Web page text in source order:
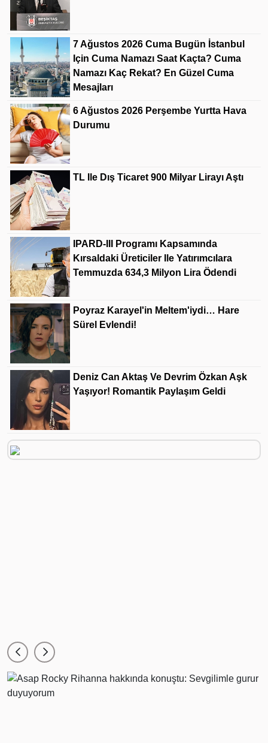
7 Ağustos 2026 Cuma Bugün İstanbul
Için Cuma Namazı Saat Kaçta? Cuma
Namazı Kaç Rekat? En Güzel Cuma
Mesajları
6 Ağustos 2026 Perşembe Yurtta Hava
Durumu
TL Ile Dış Ticaret 900 Milyar Lirayı Aştı
IPARD-III Programı Kapsamında
Kırsaldaki Üreticiler Ile Yatırımcılara
Temmuzda 634,3 Milyon Lira Ödendi
Poyraz Karayel'in Meltem'iydi… Hare
Sürel Evlendi!
Deniz Can Aktaş Ve Devrim Özkan Aşk
Yaşıyor! Romantik Paylaşım Geldi